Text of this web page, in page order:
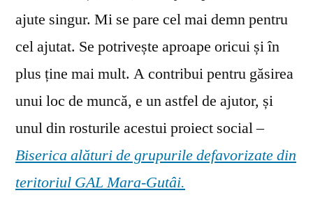
ajute singur. Mi se pare cel mai demn pentru
cel ajutat. Se potrivește aproape oricui și în
plus ține mai mult. A contribui pentru găsirea
unui loc de muncă, e un astfel de ajutor, și
unul din rosturile acestui proiect social –
Biserica alături de grupurile defavorizate din
teritoriul GAL Mara-Gutâi.